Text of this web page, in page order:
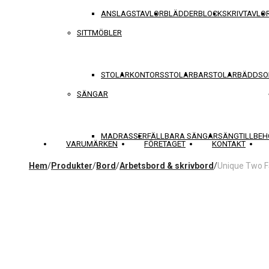
ANSLAGSTAVLORBLÄDDERBLOCK
SITTMÖBLER
STOLARKONTORSSTOLARBARSTOLAR
SÄNGAR
MADRASSERFÄLLBARA SÄNGAR
VARUMÄRKEN FÖRETAGET KONTAKT
Hem/Produkter/Bord/Arbetsbord & skrivbord/Unique Two